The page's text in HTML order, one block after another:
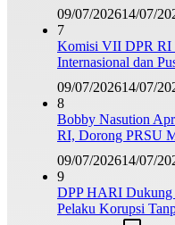
09/07/202614/07/
7
Komisi VII DPR RI
Internasional dan
09/07/202614/07/
8
Bobby Nasution
RI, Dorong PRSU
09/07/202614/07/
9
DPP HARI Dukung
Pelaku Korupsi